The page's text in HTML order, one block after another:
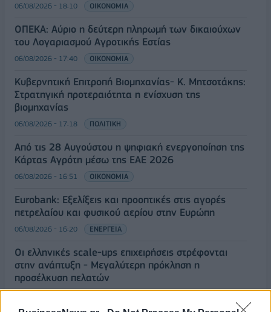
06/08/2026 - 18:10 ΟΙΚΟΝΟΜΙΑ
ΟΠΕΚΑ: Αύριο η δεύτερη πληρωμή των δικαιούχων
του Λογαριασμού Αγροτικής Εστίας
06/08/2026 - 17:40 ΟΙΚΟΝΟΜΙΑ
Κυβερνητική Επιτροπή Βιομηχανίας- Κ. Μητσοτάκης:
Στρατηγική προτεραιότητα η ενίσχυση της
βιομηχανίας
06/08/2026 - 17:18 ΠΟΛΙΤΙΚΗ
Από τις 28 Αυγούστου η ψηφιακή ενεργοποίηση της
Κάρτας Αγρότη μέσω της ΕΑΕ 2026
06/08/2026 - 16:51 ΟΙΚΟΝΟΜΙΑ
Eurobank: Εξελίξεις και προοπτικές στις αγορές
πετρελαίου και φυσικού αερίου στην Ευρώπη
06/08/2026 - 16:20 ΕΝΕΡΓΕΙΑ
Οι ελληνικές scale-ups επιχειρήσεις στρέφονται
στην ανάπτυξη - Μεγαλύτερη πρόκληση η
προσέλκυση πελατών